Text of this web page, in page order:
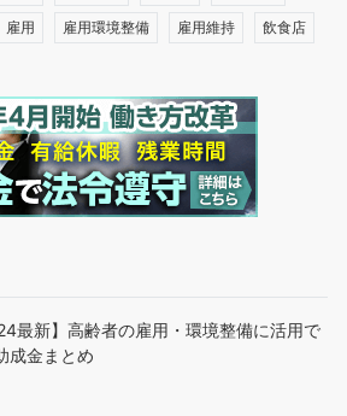
雇用 雇用環境整備 雇用維持 飲食店
最新】高齢者の雇用・環境整備に活用で
成金まとめ